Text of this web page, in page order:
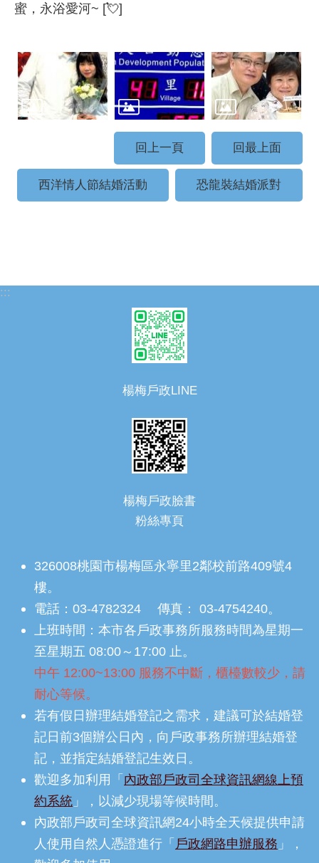
蜜，永浴愛河~ [💘]
回上一頁 回最上面
西洋情人節結婚活動 恐龍裝結婚派對
:::
楊梅戶政LINE
楊梅戶政臉書
粉絲專頁
326008桃園市楊梅區永寧里2鄰校前路409號4
樓。
電話：03-4782324 傳真： 03-4754240。
上班時間：本市各戶政事務所服務時間為星期一
至星期五 08:00～17:00 止。
中午 12:00~13:00 服務不中斷，櫃檯數較少，請
耐心等候。
若有假日辦理結婚登記之需求，建議可於結婚登
記日前3個辦公日內，向戶政事務所辦理結婚登
記，並指定結婚登記生效日。
歡迎多加利用「內政部戶政司全球資訊網線上預
約系統 」，以減少現場等候時間。
內政部戶政司全球資訊網24小時全天候提供申請
人使用自然人憑證進行「 戶政網路申辦服務 」，